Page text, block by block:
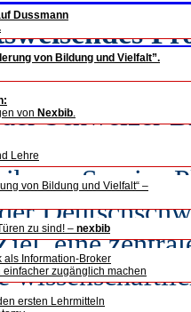
Dussmann
von Bildung und Vielfalt”.
von Nexbib.
Lehre
von Bildung und Vielfalt“ –
zu sind! – nexbib
als Information-Broker
zugänglich machen
ersten Lehrmitteln
Schweizer
jetzt
Service
eine